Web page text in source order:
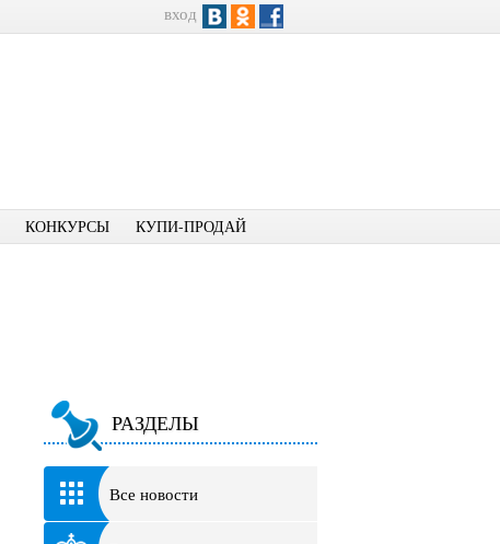
вход
КОНКУРСЫ КУПИ-ПРОДАЙ
РАЗДЕЛЫ
Все новости